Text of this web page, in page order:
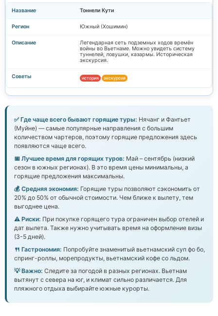
Тоннели Кути
Южный (Хошимин)
Легендарная сеть подземных ходов времён
войны во Вьетнаме. Можно увидеть систему
туннелей, ловушки, казармы. Историческая
экскурсия.
история экскурсия
✅ Где чаще всего бывают горящие туры: Нячанг и Фантьет
(Муйне) — самые популярные направления с большим
количеством чартеров, поэтому горящие предложения здесь
появляются чаще всего.
📅 Лучшее время для горящих туров: Май – сентябрь (низкий
сезон в южных регионах). В это время цены минимальны, а
горящие предложения максимальны.
💰 Средняя экономия: Горящие туры позволяют сэкономить от
20% до 50% от обычной стоимости. Чем ближе к вылету, тем
выгоднее цена.
⚠️ Риски: При покупке горящего тура ограничен выбор отелей и
дат вылета. Также нужно учитывать время на оформление визы
(3-5 дней).
🍴 Гастрономия: Попробуйте знаменитый вьетнамский суп фо бо,
спринг-роллы, морепродукты, вьетнамский кофе со льдом.
💡 Важно: Следите за погодой в разных регионах. Вьетнам
вытянут с севера на юг, и климат сильно различается. Для
пляжного отдыха выбирайте южные курорты.